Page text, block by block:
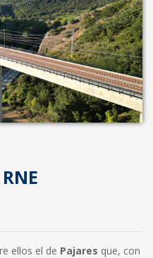
ellos el de Pajares que, con